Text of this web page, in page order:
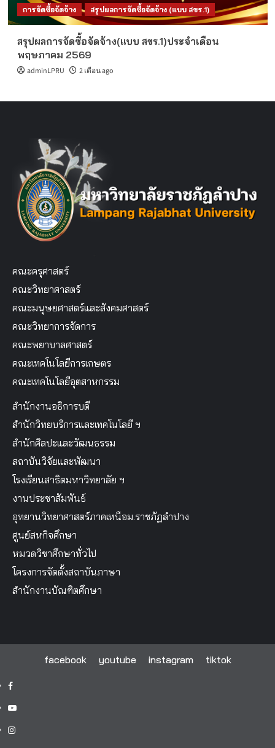
การจัดซื้อจัดจ้าง สรุปผลการจัดซื้อจัดจ้าง (แบบ สขร.1)
สรุปผลการจัดซื้อจัดจ้าง(แบบ สขร.1)ประจำเดือน
พฤษภาคม 2569
adminLPRU 2 เดือน ago
คณะครุศาสตร์
คณะวิทยาศาสตร์
คณะมนุษยศาสตร์และสังคมศาสตร์
คณะวิทยาการจัดการ
คณะพยาบาลศาสตร์
คณะเทคโนโลยีการเกษตร
คณะเทคโนโลยีอุตสาหกรรม
สำนักงานอธิการบดี
สำนักวิทยบริการและเทคโนโลยี ฯ
สำนักศิลปะและวัฒนธรรม
สถาบันวิจัยและพัฒนา
โรงเรียนสาธิตมหาวิทยาลัย ฯ
งานประชาสัมพันธ์
อุทยานวิทยาศาสตร์ภาคเหนือม.ราชภัฏลำปาง
ศูนย์สหกิจศึกษา
หมวดวิชาศึกษาทั่วไป
โครงการจัดตั้งสถาบันภาษา
สำนักงานบัณฑิตศึกษา
facebook youtube instagram tiktok
facebook
youtube
instagram